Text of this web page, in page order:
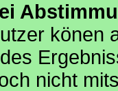
könen
nicht